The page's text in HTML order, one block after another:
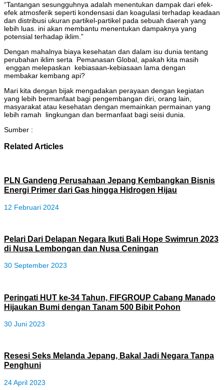
“Tantangan sesungguhnya adalah menentukan dampak dari efek-
efek atmosferik seperti kondensasi dan koagulasi terhadap keadaan
dan distribusi ukuran partikel-partikel pada sebuah daerah yang
lebih luas. ini akan membantu menentukan dampaknya yang
potensial terhadap iklim.”
Dengan mahalnya biaya kesehatan dan dalam isu dunia tentang
perubahan iklim serta Pemanasan Global, apakah kita masih
enggan melepaskan kebiasaan-kebiasaan lama dengan
membakar kembang api?
Mari kita dengan bijak mengadakan perayaan dengan kegiatan
yang lebih bermanfaat bagi pengembangan diri, orang lain,
masyarakat atau kesehatan dengan memainkan permainan yang
lebih ramah lingkungan dan bermanfaat bagi seisi dunia.
Sumber :
Related Articles
PLN Gandeng Perusahaan Jepang Kembangkan Bisnis
Energi Primer dari Gas hingga Hidrogen Hijau
12 Februari 2024
Pelari Dari Delapan Negara Ikuti Bali Hope Swimrun 2023
di Nusa Lembongan dan Nusa Ceningan
30 September 2023
Peringati HUT ke-34 Tahun, FIFGROUP Cabang Manado
Hijaukan Bumi dengan Tanam 500 Bibit Pohon
30 Juni 2023
Resesi Seks Melanda Jepang, Bakal Jadi Negara Tanpa
Penghuni
24 April 2023